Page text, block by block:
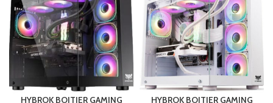
HYBROK BOITIER GAMING
HYBROK BOITIER GAMING